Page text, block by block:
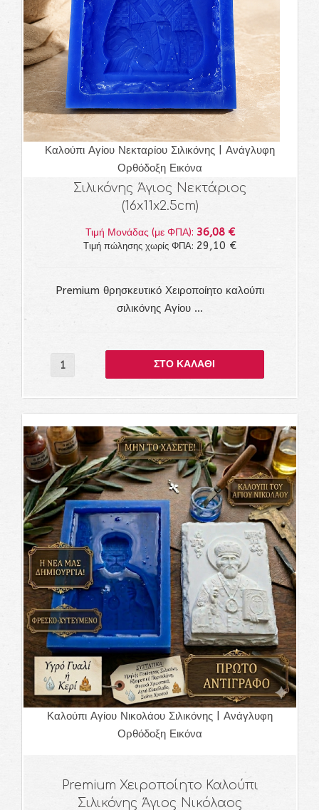
Καλούπι Αγίου Νεκταρίου Σιλικόνης | Ανάγλυφη
Ορθόδοξη Εικόνα
Premium Χειροποίητο Καλούπι
Σιλικόνης Άγιος Νεκτάριος
(16x11x2.5cm)
Τιμή Μονάδας (με ΦΠΑ): 36,08 €
Τιμή πώλησης χωρίς ΦΠΑ: 29,10 €
Premium θρησκευτικό Χειροποίητο καλούπι
σιλικόνης Αγίου ...
Καλούπι Αγίου Νικολάου Σιλικόνης | Ανάγλυφη
Ορθόδοξη Εικόνα
Premium Χειροποίητο Καλούπι
Σιλικόνης Άγιος Νικόλαος